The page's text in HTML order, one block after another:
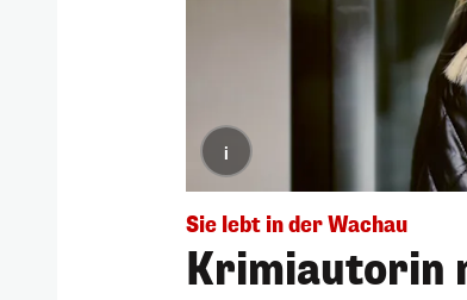
i
Sie lebt in der Wachau
Krimiautorin